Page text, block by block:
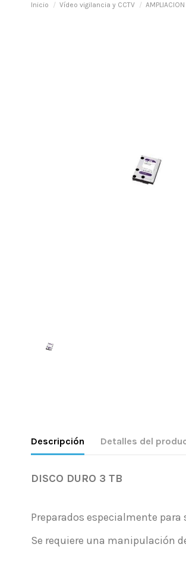
Inicio Vídeo vigilancia y CCTV
Descripción Detalles del
DISCO DURO 3 TB
Preparados especialmente
Se requiere una manipulación